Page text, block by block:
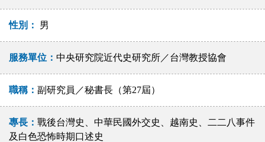
性別： 男
服務單位：中央研究院近代史研究所／台灣教授協會
職稱：副研究員／秘書長（第27屆）
專長：戰後台灣史、中華民國外交史、越南史、二二八事件
及白色恐怖時期口述史